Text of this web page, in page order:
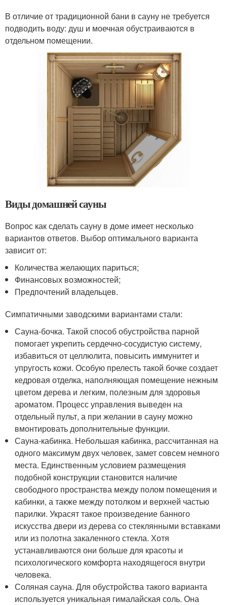
В отличие от традиционной бани в сауну не требуется
подводить воду: душ и моечная обустраиваются в
отдельном помещении.
Виды домашней сауны
Вопрос как сделать сауну в доме имеет несколько
вариантов ответов. Выбор оптимального варианта
зависит от:
Количества желающих париться;
Финансовых возможностей;
Предпочтений владельцев.
Симпатичными заводскими вариантами стали:
Сауна-бочка. Такой способ обустройства парной
помогает укрепить сердечно-сосудистую систему,
избавиться от целлюлита, повысить иммунитет и
упругость кожи. Особую прелесть такой бочке создает
кедровая отделка, наполняющая помещение нежным
цветом дерева и легким, полезным для здоровья
ароматом. Процесс управления выведен на
отдельный пульт, а при желании в сауну можно
вмонтировать дополнительные функции.
Сауна-кабинка. Небольшая кабинка, рассчитанная на
одного максимум двух человек, замет совсем немного
места. Единственным условием размещения
подобной конструкции становится наличие
свободного пространства между полом помещения и
кабинки, а также между потолком и верхней частью
парилки. Украсят такое произведение банного
искусства двери из дерева со стеклянными вставками
или из полотна закаленного стекла. Хотя
устанавливаются они больше для красоты и
психологического комфорта находящегося внутри
человека.
Соляная сауна. Для обустройства такого варианта
используется уникальная гималайская соль. Она